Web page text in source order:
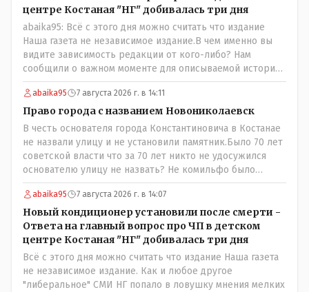
центре Костаная "НГ" добивалась три дня
abaika95: Всё с этого дня можно считать что издание
Наша газета не независимое издание.В чем именно вы
видите зависимость редакции от кого-либо? Нам
сообщили о важном моменте для описываемой истории.
И редакция отреагировала бы дополнительным
исследованием на такие вопрос от любого читателя.
Писать "как надо" редакция не будет. Но мы будем
публиковать полную и объективную информацию. А
потом продолжать тему. если выяснятся новые
обстоятельства.
abaika95 7 августа 2026 г. в 14:11
Право города с названием Новониколаевск
В честь основателя города Константиновича в Костанае
не назвали улицу и не установили памятник.Было 70 лет
советской власти что за 70 лет никто не удосужился
основателю улицу не назвать? Не комильфо было
генерал-губернаторам улицы дарить? При СССР что то
знали о нем такое нехорошее? Ну и сейчас значит не
надо. Обойдёмся как-нибудь vofkakst: Где ономасты,
которые топят за возвращение исторических
названийТак вернули же историческое Кустанай
коренное название городишка
abaika95 7 августа 2026 г. в 14:07
Новый кондиционер установили после смерти -
Ответа на главный вопрос про ЧП в детском
центре Костаная "НГ" добивалась три дня
Всё с этого дня можно считать что издание Наша газета
не независимое издание. Как и любое другое
"либеральное" СМИ НГ попало в ловушку мнения мелких